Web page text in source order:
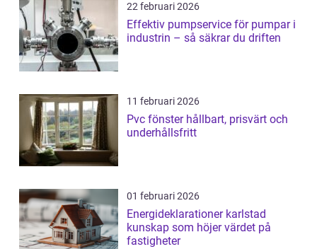
22 februari 2026
Effektiv pumpservice för pumpar i
industrin – så säkrar du driften
11 februari 2026
Pvc fönster hållbart, prisvärt och
underhållsfritt
01 februari 2026
Energideklarationer karlstad
kunskap som höjer värdet på
fastigheter